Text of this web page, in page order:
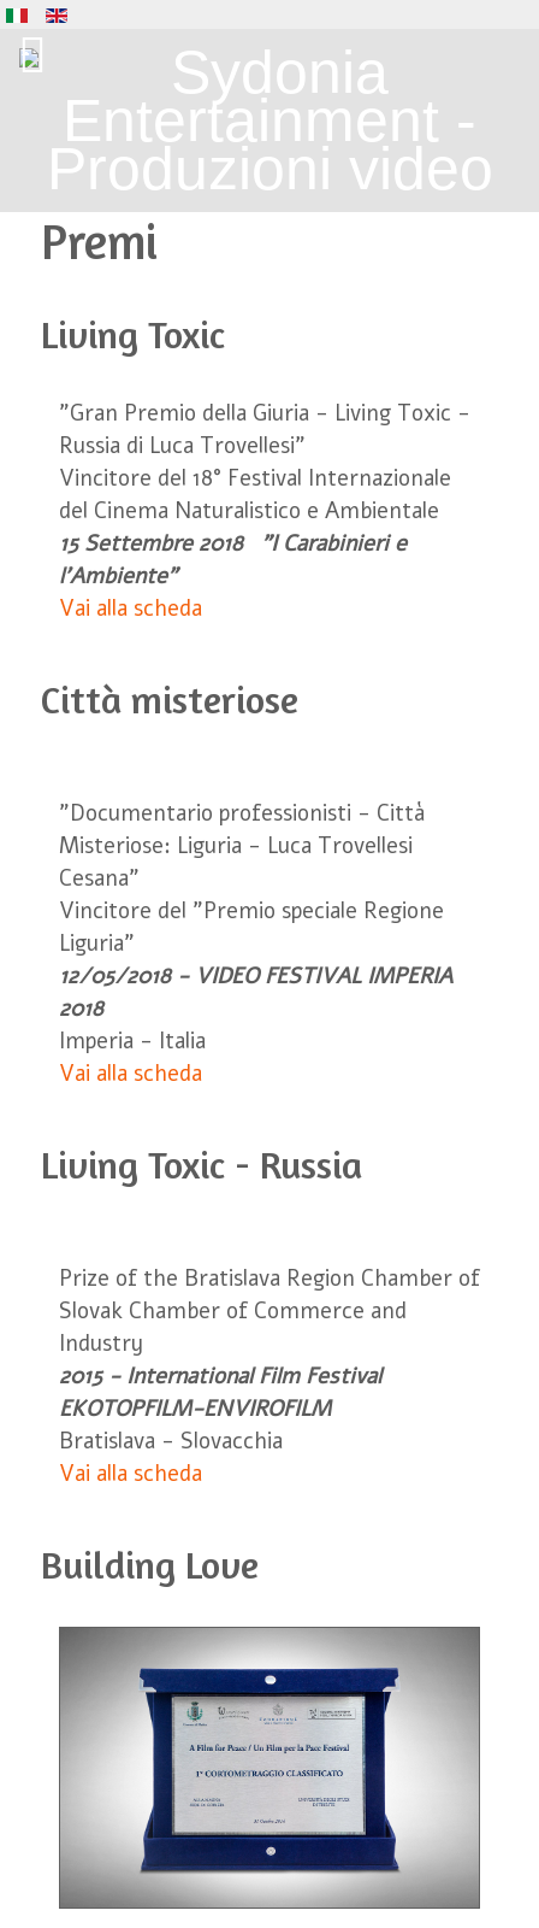
Premi
Living Toxic
"Gran Premio della Giuria - Living Toxic -
Russia di Luca Trovellesi"
Vincitore del 18° Festival Internazionale
del Cinema Naturalistico e Ambientale
15 Settembre 2018 "I Carabinieri e
l'Ambiente"
Vai alla scheda
Città misteriose
"Documentario professionisti - Città
Misteriose: Liguria - Luca Trovellesi
Cesana"
Vincitore del "Premio speciale Regione
Liguria"
12/05/2018 - VIDEO FESTIVAL IMPERIA
2018
Imperia - Italia
Vai alla scheda
Living Toxic - Russia
Prize of the Bratislava Region Chamber of
Slovak Chamber of Commerce and
Industry
2015 - International Film Festival
EKOTOPFILM-ENVIROFILM
Bratislava - Slovacchia
Vai alla scheda
Building Love